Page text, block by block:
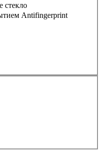
стекло
Antifingerprint